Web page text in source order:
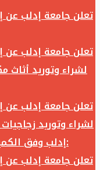
تعلن جامعة إدلب عن
تعلن جامعة إدلب عن
لشراء وتوريد أثاث
تعلن جامعة إدلب عن
لشراء وتوريد
إدلب وفق الكميات والمواصفات المحددة أدناه:
تعلن جامعة إدلب عن